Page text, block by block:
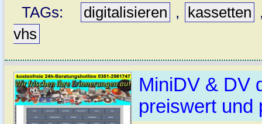
TAGs: digitalisieren , kassetten
vhs
MiniDV & DV
preiswert und